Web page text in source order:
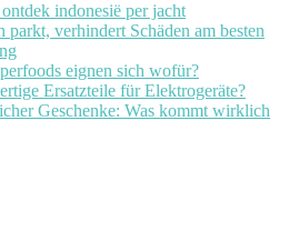
indonesië per jacht
parkt, verhindert Schäden am besten
eignen sich wofür?
Ersatzteile für Elektrogeräte?
Geschenke: Was kommt wirklich